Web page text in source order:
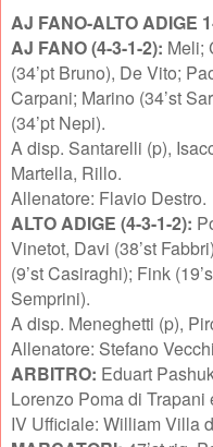
AJ FANO-ALTO ADIGE
AJ FANO (4-3-1-2): Meli;
(34’pt Bruno), De Vito;
Carpani; Marino (34’st
(34’pt Nepi).
A disp. Santarelli (p),
Martella, Rillo.
Allenatore: Flavio Destro.
ALTO ADIGE (4-3-1-2):
Vinetot, Davi (38’st
(9’st Casiraghi); Fink
Semprini).
A disp. Meneghetti (p),
Allenatore: Stefano
ARBITRO: Eduart
Lorenzo Poma di
IV Ufficiale: William Villa